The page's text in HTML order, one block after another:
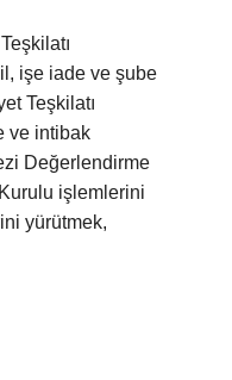
işe iade ve şube
Teşkilatı
ve intibak
Değerlendirme
işlemlerini
yürütmek,